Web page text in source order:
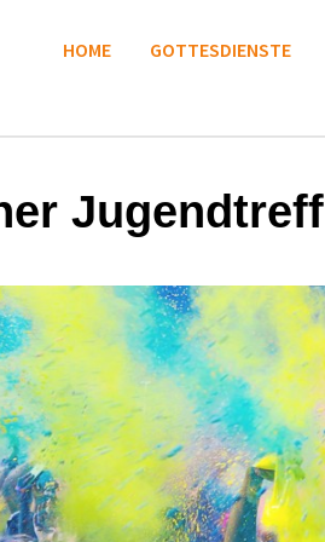
HOME GOTTESDIENSTE
Jugendtreff